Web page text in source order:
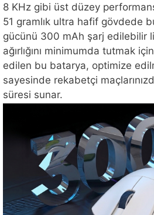
8 KHz gibi üst düzey
51 gramlık ultra hafif gövdede
gücünü 300 mAh şarj edilebilir
ağırlığını minimumda tutmak
edilen bu batarya, optimize
sayesinde rekabetçi
süresi sunar.